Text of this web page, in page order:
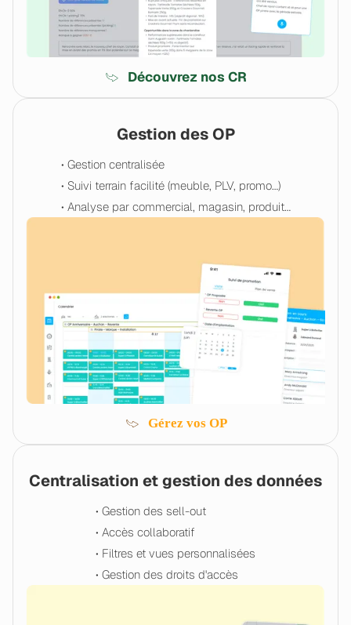
Gestion des OP
• Gestion centralisée
• Suivi terrain facilité (meuble, PLV, promo…)
• Analyse par commercial, magasin, produit…
Gérez vos OP
Découvrez nos CR
Centralisation et gestion des données
• Gestion des sell-out
• Accès collaboratif
• Filtres et vues personnalisées
• Gestion des droits d'accès